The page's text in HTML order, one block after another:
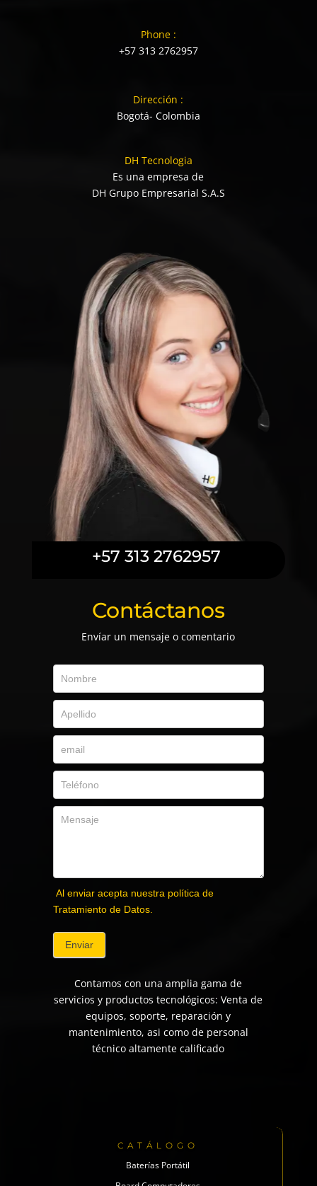
Phone :
+57 313 2762957
Dirección :
Bogotá- Colombia
DH Tecnologia
Es una empresa de
DH Grupo Empresarial S.A.S
+57 313 2762957
Contáctanos
Envíar un mensaje o comentario
Al enviar acepta nuestra política de
Tratamiento de Datos.
Enviar
Contamos con una amplia gama de
servicios y productos tecnológicos: Venta de
equipos, soporte, reparación y
mantenimiento, asi como de personal
técnico altamente calificado
CATÁLOGO
Baterías Portátil